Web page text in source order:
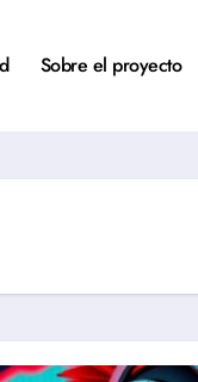
Sobre el proyecto